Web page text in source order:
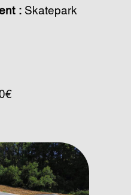
:Skatepark